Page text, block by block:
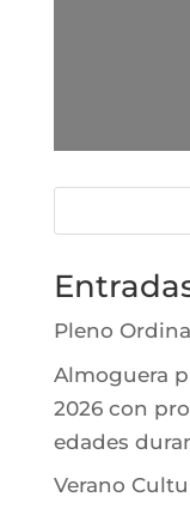
Pleno
Almoguera
2026 con
edades
Verano